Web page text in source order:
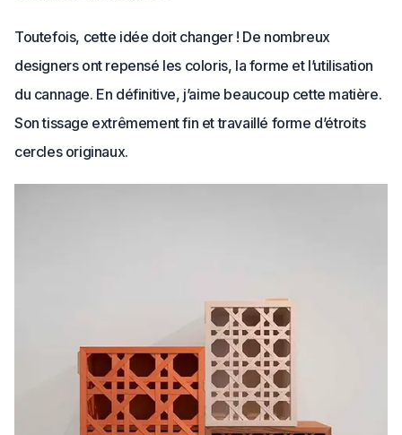
Toutefois, cette idée doit changer ! De nombreux
designers ont repensé les coloris, la forme et l’utilisation
du cannage. En définitive, j’aime beaucoup cette matière.
Son tissage extrêmement fin et travaillé forme d’étroits
cercles originaux.